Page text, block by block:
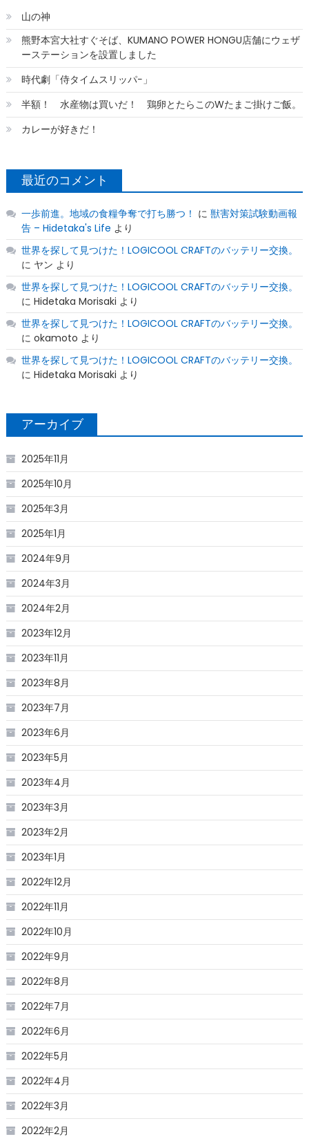
山の神
熊野本宮大社すぐそば、KUMANO POWER HONGU店舗にウェザ
ーステーションを設置しました
時代劇「侍タイムスリッパ−」
半額！ 水産物は買いだ！ 鶏卵とたらこのWたまご掛けご飯。
カレーが好きだ！
最近のコメント
一歩前進。地域の食糧争奪で打ち勝つ！ に 獣害対策試験動画報
告 – Hidetaka's Life より
世界を探して見つけた！LOGICOOL CRAFTのバッテリー交換。
に ヤン より
世界を探して見つけた！LOGICOOL CRAFTのバッテリー交換。
に Hidetaka Morisaki より
世界を探して見つけた！LOGICOOL CRAFTのバッテリー交換。
に okamoto より
世界を探して見つけた！LOGICOOL CRAFTのバッテリー交換。
に Hidetaka Morisaki より
アーカイブ
2025年11月
2025年10月
2025年3月
2025年1月
2024年9月
2024年3月
2024年2月
2023年12月
2023年11月
2023年8月
2023年7月
2023年6月
2023年5月
2023年4月
2023年3月
2023年2月
2023年1月
2022年12月
2022年11月
2022年10月
2022年9月
2022年8月
2022年7月
2022年6月
2022年5月
2022年4月
2022年3月
2022年2月